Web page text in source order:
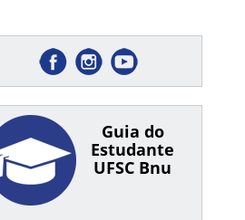
Guia do
Estudante
UFSC Bnu